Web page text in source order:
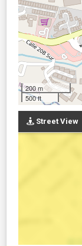
200 m
500 ft
Street View